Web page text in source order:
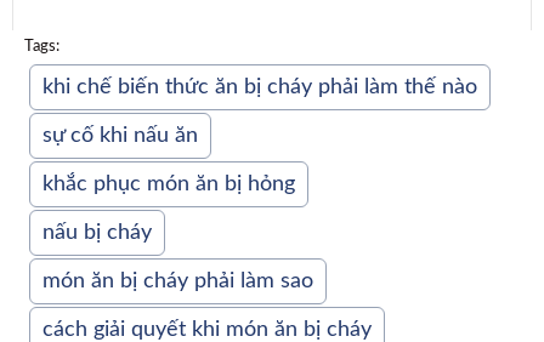
Tags:
khi chế biến thức ăn bị cháy phải làm thế nào
sự cố khi nấu ăn
khắc phục món ăn bị hỏng
nấu bị cháy
món ăn bị cháy phải làm sao
cách giải quyết khi món ăn bị cháy